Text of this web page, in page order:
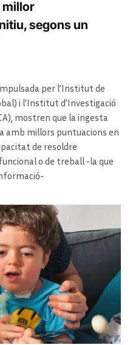
millor
segons un
per l’Institut de
i l’Institut d’Investigació
mostren que la ingesta
amb millors puntuacions en
de resoldre
o de treball -la que